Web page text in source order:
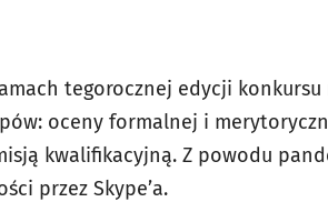
tegorocznej edycji konkursu
oceny formalnej i
kwalifikacyjną. Z powodu
przez Skype’a.